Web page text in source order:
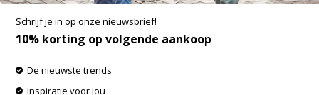
Schrijf je in op onze nieuwsbrief!
10% korting op volgende aankoop
De nieuwste trends
Inspiratie voor jou